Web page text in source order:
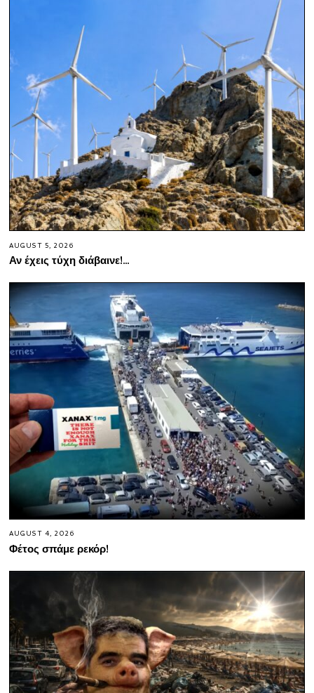
AUGUST 5, 2026
Αν έχεις τύχη διάβαινε!…
AUGUST 4, 2026
Φέτος σπάμε ρεκόρ!